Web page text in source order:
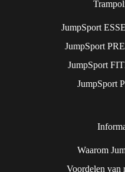
JumpSport
JumpSport
JumpSport
JumpSport
Waarom
Voordelen van